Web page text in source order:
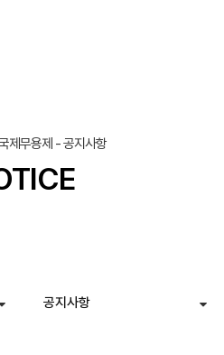
제무용제 - 공지사항
공지사항